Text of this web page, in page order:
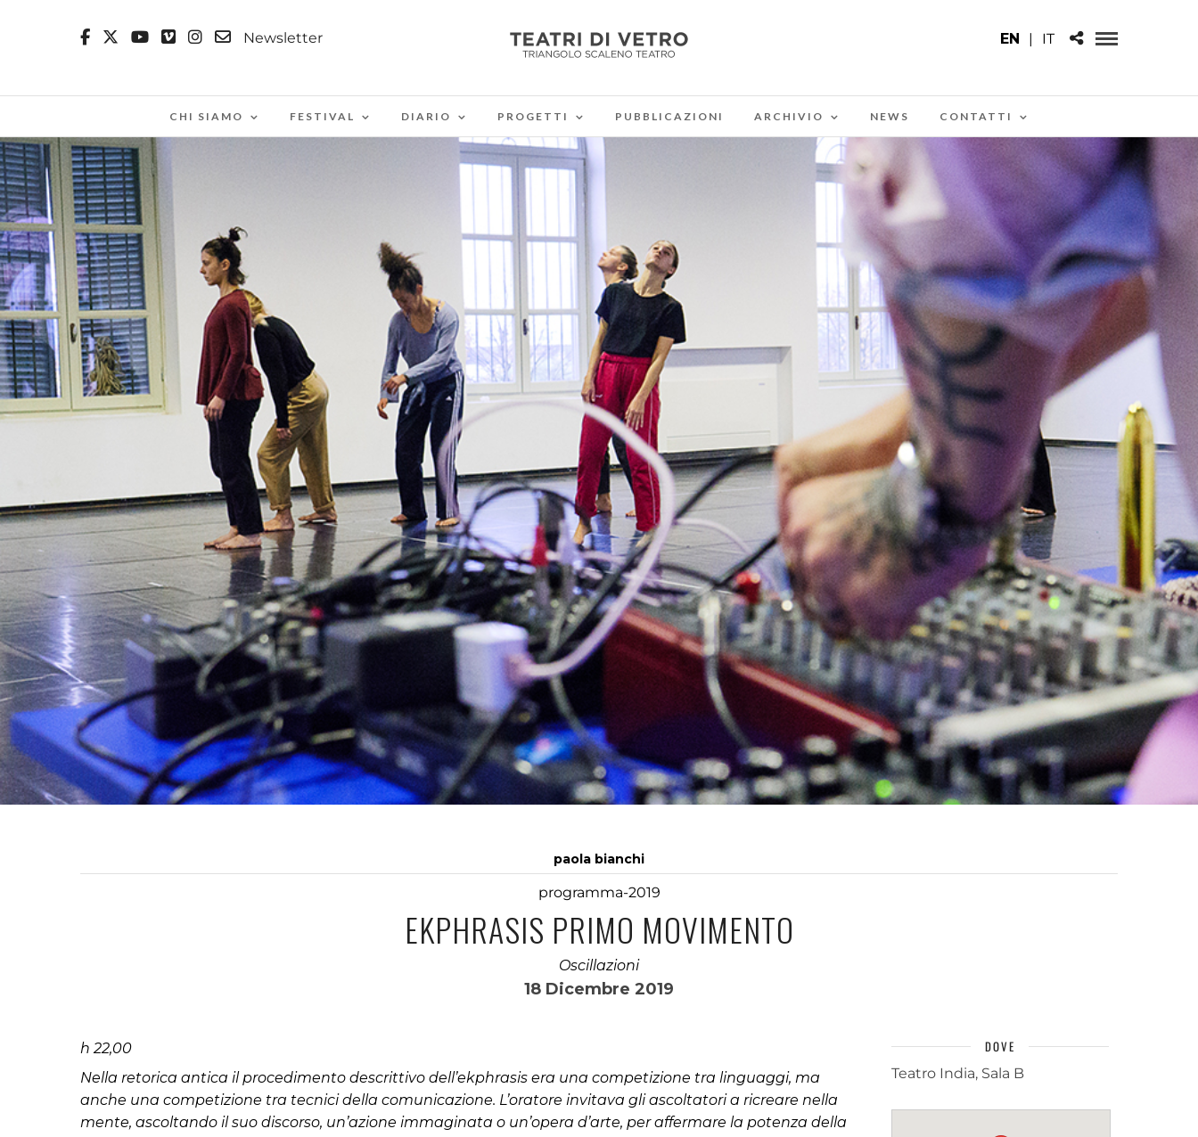
Newsletter EN | IT
CHI SIAMO FESTIVAL DIARIO PROGETTI PUBBLICAZIONI ARCHIVIO NEWS CONTATTI
paola bianchi
programma-2019
EKPHRASIS PRIMO MOVIMENTO
Oscillazioni
18 Dicembre 2019
h 22,00
Nella retorica antica il procedimento descrittivo dell’ekphrasis era una competizione tra linguaggi, ma
anche una competizione tra tecnici della comunicazione. L’oratore invitava gli ascoltatori a ricreare nella
mente, ascoltando il suo discorso, un’azione immaginata o un’opera d’arte, per affermare la potenza della
DOVE
Teatro India, Sala B